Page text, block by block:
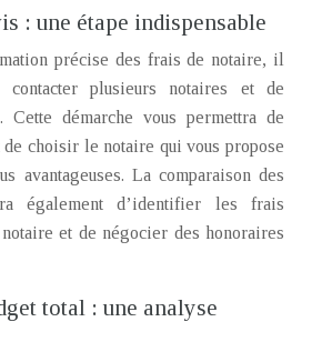
: une étape indispensable
précise des frais de notaire, il
contacter plusieurs notaires et de
Cette démarche vous permettra de
choisir le notaire qui vous propose
avantageuses. La comparaison des
également d’identifier les frais
et de négocier des honoraires
total : une analyse